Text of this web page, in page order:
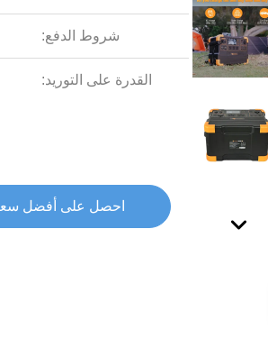
شروط الدفع:
القدرة على التوريد:
احصل على أفضل